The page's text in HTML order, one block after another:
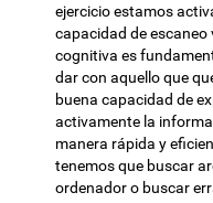
ejercicio estamos
capacidad de
cognitiva es
dar con aquello que
buena capacidad de
activamente la
manera rápida y
tenemos que buscar
ordenador o buscar